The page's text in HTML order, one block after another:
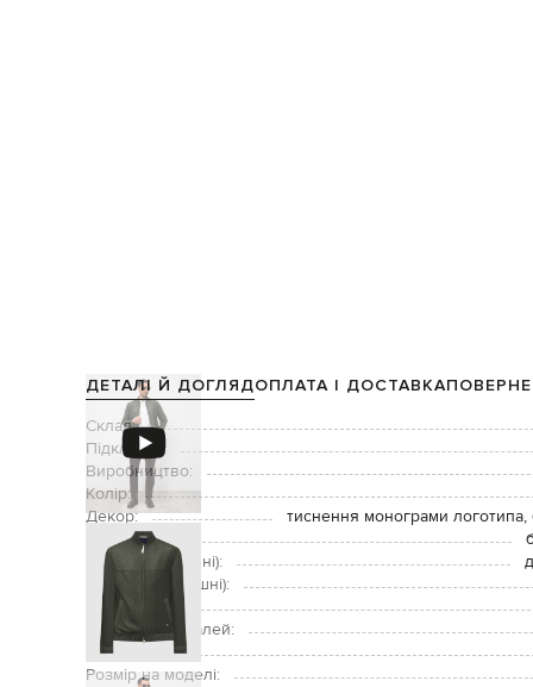
ДЕТАЛІ Й ДОГЛЯДОПЛАТА І ДОСТАВКА
Склад:
Підкладка:
Виробництво:
Колір:
Декор:
тиснення монограми
Застібка:
Кишені (зовнішні):
Кишені (внутрішні):
Догляд:
Підкладка деталей:
Зріст моделі:
Розмір на моделі: